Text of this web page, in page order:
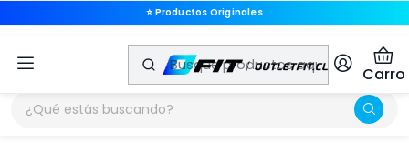
🚚 Envíos a Todo Chile
Carro
⭐ Productos Originales